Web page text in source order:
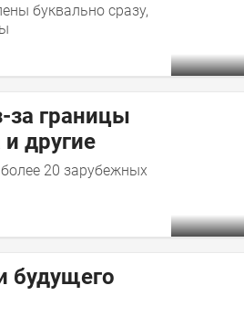
буквально сразу,
за границы
другие
20 зарубежных
будущего